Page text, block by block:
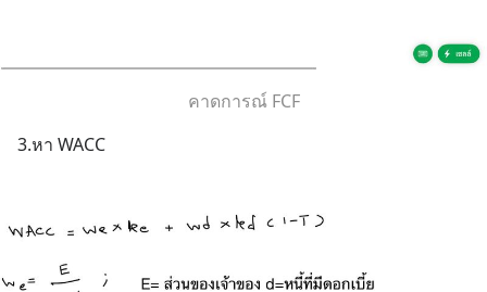
คาดการณ์ FCF
3.หา WACC